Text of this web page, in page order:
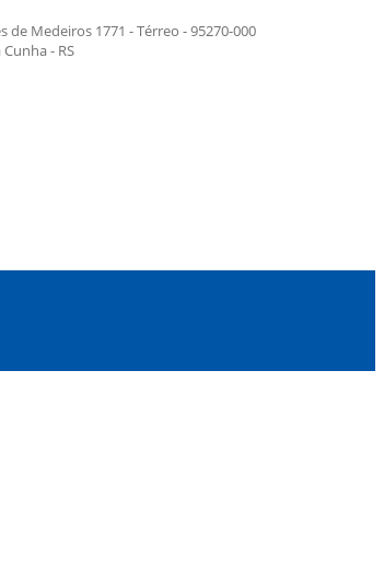
de Medeiros 1771 - Térreo - 95270-000
- RS